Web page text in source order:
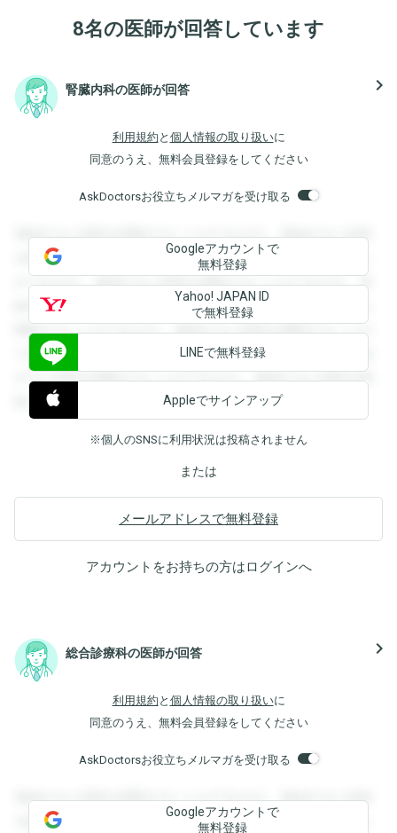
8名の医師が回答しています
腎臓内科の医師が回答 navigate_next
利用規約 と 個人情報の取り扱いに
同意のうえ、無料会員登録をしてください
AskDoctorsお役立ちメルマガを受け取る
登録すると回答を閲覧することができます。登録すると回答
を閲覧することができます。登録すると回答を閲覧すること
ができます。登録すると回答を閲覧することができます。登
録すると回答を閲覧することができます。登録すると回答を
閲覧することができます。登録すると回答を閲覧することが
できます。登録すると回答を閲覧することができます。登録
すると回答を閲覧することができます。登録すると回答を閲
覧することができます。
Googleアカウントで
無料登録
Yahoo! JAPAN ID
で無料登録
LINEで無料登録
Appleでサインアップ
※個人のSNSに利用状況は投稿されません
または
メールアドレスで無料登録
アカウントをお持ちの方はログインへ
総合診療科の医師が回答 navigate_next
利用規約 と 個人情報の取り扱いに
同意のうえ、無料会員登録をしてください
AskDoctorsお役立ちメルマガを受け取る
登録すると回答を閲覧することができます。登録すると回答
を閲覧することができます。登録すると回答を閲覧すること
Googleアカウントで
無料登録